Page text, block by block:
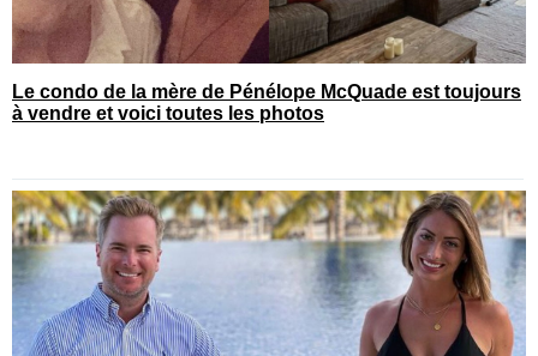
Le condo de la mère de Pénélope McQuade est toujours
à vendre et voici toutes les photos